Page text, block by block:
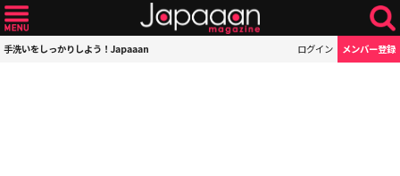
手洗いをしっかりしよう！Japaaan ログイン メンバー登録